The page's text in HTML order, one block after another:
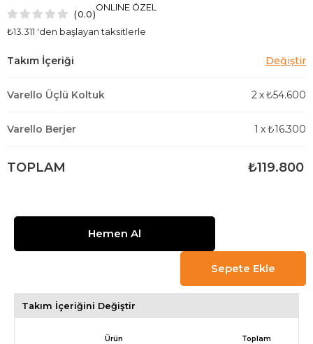
0.0
₺13.311 'den başlayan taksitlerle
ONLINE ÖZEL
Varello Üçlü Koltuk 2x₺54.600
Varello Berjer 1 x₺16.300
TOPLAM ₺119.800
Takım İçeriğini Değiştir
Ürün
Toplam